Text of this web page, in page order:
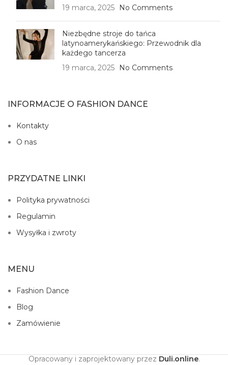
19 marca, 2025
No Comments
Niezbędne stroje do tańca
latynoamerykańskiego: Przewodnik dla
każdego tancerza
19 marca, 2025
No Comments
INFORMACJE O FASHION DANCE
Kontakty
O nas
PRZYDATNE LINKI
Polityka prywatności
Regulamin
Wysyłka i zwroty
MENU
Fashion Dance
Blog
Zamówienie
Opracowany i zaprojektowany przez Duli.online.